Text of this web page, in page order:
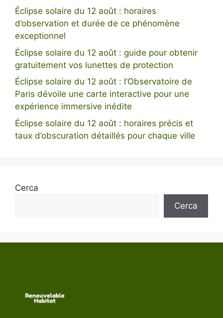
Éclipse solaire du 12 août : horaires
d’observation et durée de ce phénomène
exceptionnel
Éclipse solaire du 12 août : guide pour obtenir
gratuitement vos lunettes de protection
Éclipse solaire du 12 août : l’Observatoire de
Paris dévoile une carte interactive pour une
expérience immersive inédite
Éclipse solaire du 12 août : horaires précis et
taux d’obscuration détaillés pour chaque ville
Cerca
Cerca